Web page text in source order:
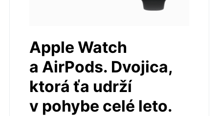
Apple Watch
a AirPods. Dvojica,
ktorá ťa udrží
v pohybe celé leto.